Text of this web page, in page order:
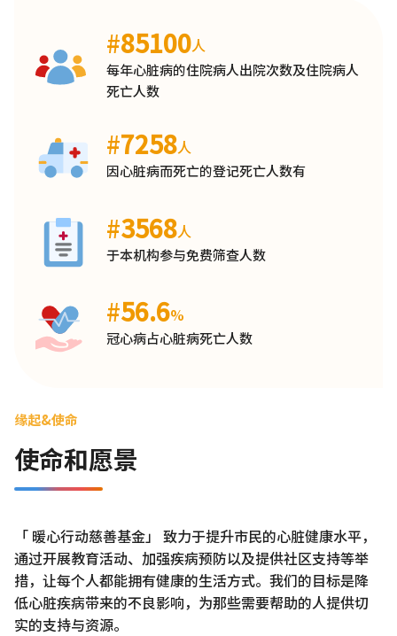
#85100人
每年心脏病的住院病人出院次数及住院病人
死亡人数
#7258人
因心脏病而死亡的登记死亡人数有
#3568人
于本机构参与免费筛查人数
#56.6%
冠心病占心脏病死亡人数
缘起&使命
使命和愿景
「 暖心行动慈善基金」 致力于提升市民的心脏健康水平，
通过开展教育活动、加强疾病预防以及提供社区支持等举
措，让每个人都能拥有健康的生活方式。我们的目标是降
低心脏疾病带来的不良影响，为那些需要帮助的人提供切
实的支持与资源。